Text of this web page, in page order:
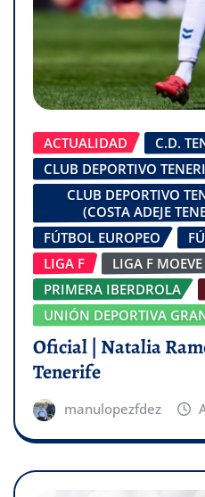
ACTUALIDAD
C.D.
CLUB DEPORTIVO
CLUB DEPORTIVO
(COSTA ADEJE
FÚTBOL EUROPEO
LIGA F
LIGA F MOEVE
PRIMERA IBERDROLA
UNIÓN DEPORTIVA
Oficial | Natalia
Tenerife
manulopezfdez